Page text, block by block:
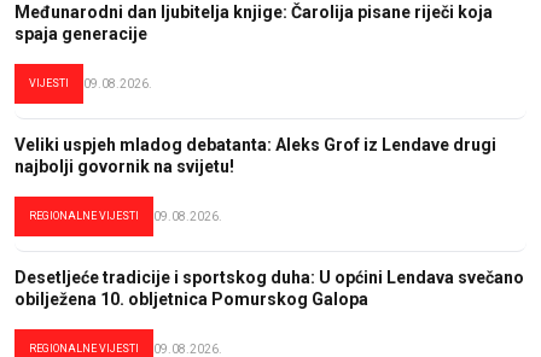
Međunarodni dan ljubitelja knjige: Čarolija pisane riječi koja
spaja generacije
VIJESTI 09.08.2026.
Veliki uspjeh mladog debatanta: Aleks Grof iz Lendave drugi
najbolji govornik na svijetu!
REGIONALNE VIJESTI 09.08.2026.
Desetljeće tradicije i sportskog duha: U općini Lendava svečano
obilježena 10. obljetnica Pomurskog Galopa
REGIONALNE VIJESTI 09.08.2026.